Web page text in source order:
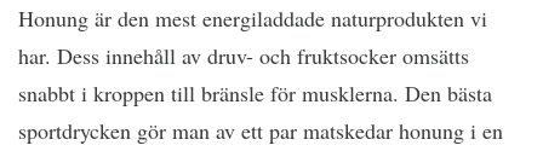
Honung är den mest energiladdade naturprodukten vi
har. Dess innehåll av druv- och fruktsocker omsätts
snabbt i kroppen till bränsle för musklerna. Den bästa
sportdrycken gör man av ett par matskedar honung i en